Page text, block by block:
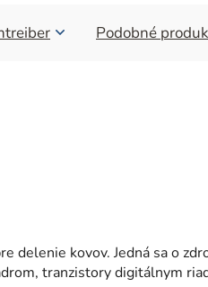
Podobné
delenie kovov. Jedná sa o
tranzistory digitálnym